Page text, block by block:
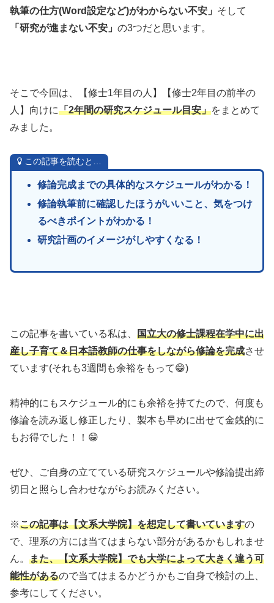
執筆の仕方(Word設定など)がわからない不安」 そして
「研究が進まない不安」 の3つだと思います。
そこで今回は、【修士1年目の人】【修士2年目の前半の
人】向けに「2年間の研究スケジュール目安」をまとめて
みました。
この記事を読むと…
修論完成までの具体的なスケジュールがわかる！
修論執筆前に確認したほうがいいこと、気をつけ
るべきポイントがわかる！
研究計画のイメージがしやすくなる！
この記事を書いている私は、 国立大の修士課程在学中に出
産し子育て＆日本語教師の仕事をしながら修論を完成させ
ています(それも3週間も余裕をもって😁)
精神的にもスケジュール的にも余裕を持てたので、何度も
修論を読み返し修正したり、製本も早めに出せて金銭的に
もお得でした！！😁
ぜひ、ご自身の立てている研究スケジュールや修論提出締
切日と照らし合わせながらお読みください。
※この記事は【文系大学院】を想定して書いていますの
で、理系の方には当てはまらない部分があるかもしれませ
ん。 また、【文系大学院】でも大学によって大きく違う可
能性があるので当てはまるかどうかもご自身で検討の上、
参考にしてください。